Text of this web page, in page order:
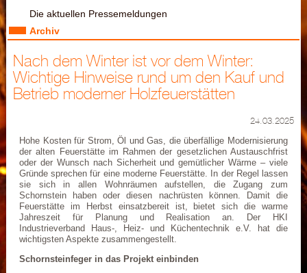
Die aktuellen Pressemeldungen
Archiv
Nach dem Winter ist vor dem Winter:
Wichtige Hinweise rund um den Kauf und
Betrieb moderner Holzfeuerstätten
24.03.2025
Hohe Kosten für Strom, Öl und Gas, die überfällige Modernisierung
der alten Feuerstätte im Rahmen der gesetzlichen Austauschfrist
oder der Wunsch nach Sicherheit und gemütlicher Wärme – viele
Gründe sprechen für eine moderne Feuerstätte. In der Regel lassen
sie sich in allen Wohnräumen aufstellen, die Zugang zum
Schornstein haben oder diesen nachrüsten können. Damit die
Feuerstätte im Herbst einsatzbereit ist, bietet sich die warme
Jahreszeit für Planung und Realisation an. Der HKI
Industrieverband Haus-, Heiz- und Küchentechnik e.V. hat die
wichtigsten Aspekte zusammengestellt.
Schornsteinfeger in das Projekt einbinden